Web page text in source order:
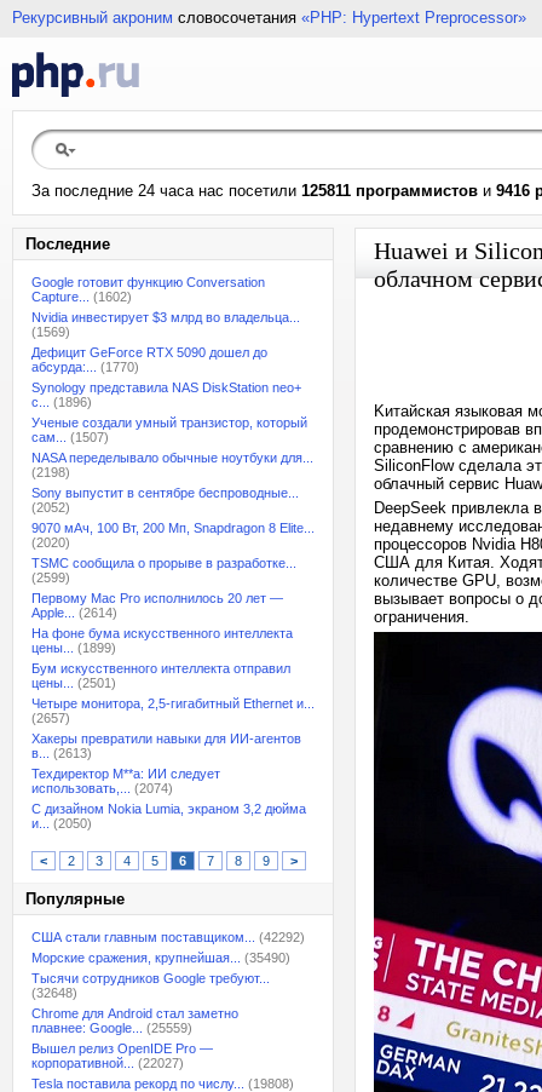
Рекурсивный акроним словосочетания «PHP: Hypertext Preprocessor»
За последние 24 часа нас посетили 125811 программистов и 9416
Последние
Google готовит функцию Conversation
Capture...
(1602)
Nvidia инвестирует $3 млрд во владельца...
(1569)
Дефицит GeForce RTX 5090 дошел до
абсурда:...
(1770)
Synology представила NAS DiskStation neo+
с...
(1896)
Ученые создали умный транзистор, который
сам...
(1507)
NASA переделывало обычные ноутбуки для...
(2198)
Sony выпустит в сентябре беспроводные...
(2052)
9070 мАч, 100 Вт, 200 Мп, Snapdragon 8 Elite...
(2020)
TSMC сообщила о прорыве в разработке...
(2599)
Первому Mac Pro исполнилось 20 лет —
Apple...
(2614)
На фоне бума искусственного интеллекта
цены...
(1899)
Бум искусственного интеллекта отправил
цены...
(2501)
Четыре монитора, 2,5-гигабитный Ethernet и...
(2657)
Хакеры превратили навыки для ИИ-агентов
в...
(2613)
Техдиректор M**a: ИИ следует
использовать,...
(2074)
С дизайном Nokia Lumia, экраном 3,2 дюйма
и...
(2050)
< 2 3 4 5 6 7 8 9 >
Популярные
США стали главным поставщиком...
(42292)
Морские сражения, крупнейшая...
(35490)
Тысячи сотрудников Google требуют...
(32648)
Chrome для Android стал заметно
плавнее: Google...
(25559)
Вышел релиз OpenIDE Pro —
корпоративной...
(22027)
Tesla поставила рекорд по числу...
(19808)
Huawei и
облачном
Kитайская языковая
продемонстрировав
сравнению с
SiliconFlow сделала
облачный сервис
DeepSeek привлекла
недавнему
процессоров Nvidia
США для Китая. Ходят
количестве GPU,
вызывает вопросы о
ограничения.